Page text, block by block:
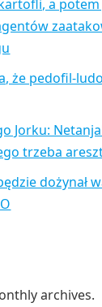
a
że pedofil-
Jorku:
trzeba
dożynał
archives.